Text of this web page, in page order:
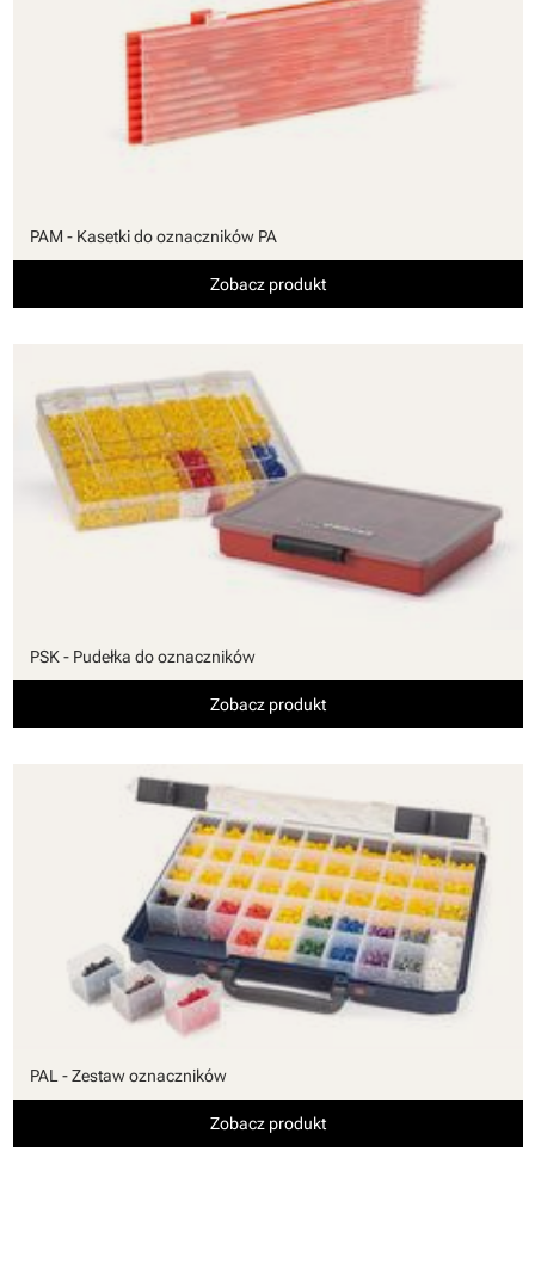
PAM - Kasetki do oznaczników PA
Zobacz produkt
PSK - Pudełka do oznaczników
Zobacz produkt
PAL - Zestaw oznaczników
Zobacz produkt